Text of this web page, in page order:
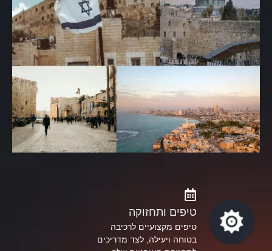
טיפים ותחזוקה
טיפים מקצועיים לרכיבה
בטוחה ויעילה, לצד מדריכים